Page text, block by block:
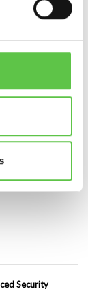
Security
Security